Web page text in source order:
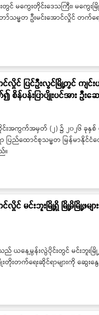
ေးတိုင်းဒေသကြီး၊ မကွေးမြို့
သမ္မတ ဦးမင်းအောင်လှိုင် တက်ရ
င်လှိုင် ပြင်ဦးလွင်မြို့တွင် ကျ
န်းပြာပျိုးပင်အား ဦးဆေ
ဝိုင်းအကွက်အမှတ် (၂) ၌ ၂၀၂၆ ခု
ြည်ထောင်စုသမ္မတ မြန်မာနိုင်ငံ
။
လှိုင် မင်းဘူးမြို့ရှိ မြို့မိမြို့ဖမ
ယနေ့မွန်းလွဲပိုင်းတွင် မင်းဘူးမြို့
တက်ရေးဆိုင်ရာများကို ဆွေးနွေ